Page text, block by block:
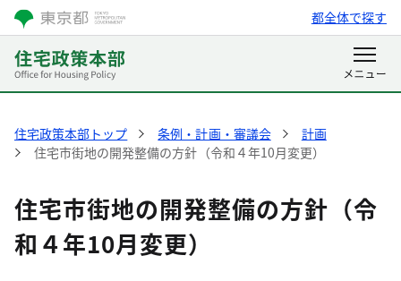
都全体で探す
住宅政策本部トップ 条例・計画・審議会
計画
住宅市街地の開発整備の方針（令和４年10月変更）
住宅市街地の開発整備の方針（令
和４年10月変更）